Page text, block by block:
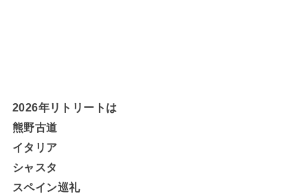
2026年リトリートは
熊野古道
イタリア
シャスタ
スペイン巡礼